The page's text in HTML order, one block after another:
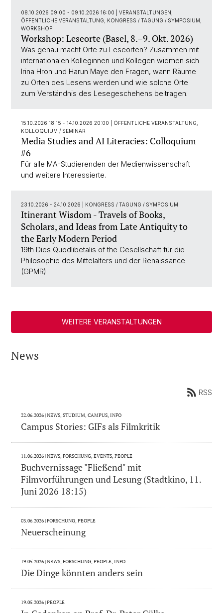
08.10.2026 09:00 - 09.10.2026 16:00
| VERANSTALTUNGEN,
ÖFFENTLICHE VERANSTALTUNG, KONGRESS / TAGUNG / SYMPOSIUM,
WORKSHOP
Workshop: Leseorte (Basel, 8.–9. Okt. 2026)
Was genau macht Orte zu Leseorten? Zusammen mit
internationalen Kolleginnen und Kollegen widmen sich
Irina Hron und Harun Maye den Fragen, wann Räume
zu Orten des Lesens werden und wie solche Orte
zum Verständnis des Lesegeschehens beitragen.
15.10.2026 18:15 - 14.10.2026 20:00
| ÖFFENTLICHE VERANSTALTUNG,
KOLLOQUIUM / SEMINAR
Media Studies and AI Literacies: Colloquium
#6
Für alle MA-Studierenden der Medienwissenschaft
und weitere Interessierte.
23.10.2026 - 24.10.2026 | KONGRESS / TAGUNG / SYMPOSIUM
Itinerant Wisdom - Travels of Books,
Scholars, and Ideas from Late Antiquity to
the Early Modern Period
19th Dies Quodlibetalis of the Gesellschaft für die
Philosophie des Mittelalters und der Renaissance
(GPMR)
WEITERE VERANSTALTUNGEN
News
RSS
22.06.2026 | NEWS, STUDIUM, CAMPUS, INFO
Campus Stories: GIFs als Filmkritik
11.06.2026 | NEWS, FORSCHUNG, EVENTS, PEOPLE
Buchvernissage "Fließend" mit
Filmvorführungen und Lesung (Stadtkino, 11.
Juni 2026 18:15)
03.06.2026 | FORSCHUNG, PEOPLE
Neuerscheinung
19.05.2026 | NEWS, FORSCHUNG, PEOPLE, INFO
Die Dinge könnten anders sein
19.05.2026 | PEOPLE